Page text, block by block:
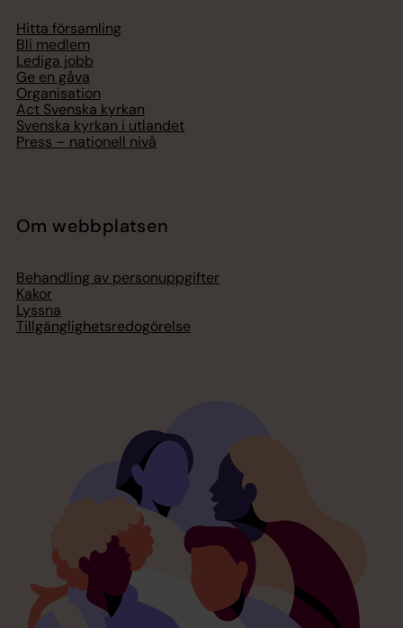
Hitta församling
Bli medlem
Lediga jobb
Ge en gåva
Organisation
Act Svenska kyrkan
Svenska kyrkan i utlandet
Press – nationell nivå
Om webbplatsen
Behandling av personuppgifter
Kakor
Lyssna
Tillgänglighetsredogörelse